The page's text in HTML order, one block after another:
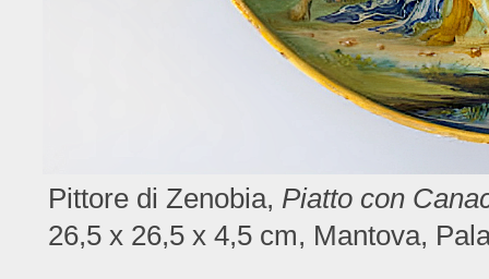
Pittore di Zenobia, Piatto con
26,5 x 26,5 x 4,5 cm, Mantova,